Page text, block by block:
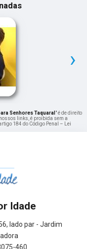
›
Senhores Taquaral " é de direito
links, é proibida sem a
184 do Código Penal –
Lei
Idade
lado par - Jardim
460